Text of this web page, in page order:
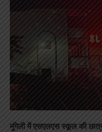
मुंगेली में एसएलएस स्कूल की